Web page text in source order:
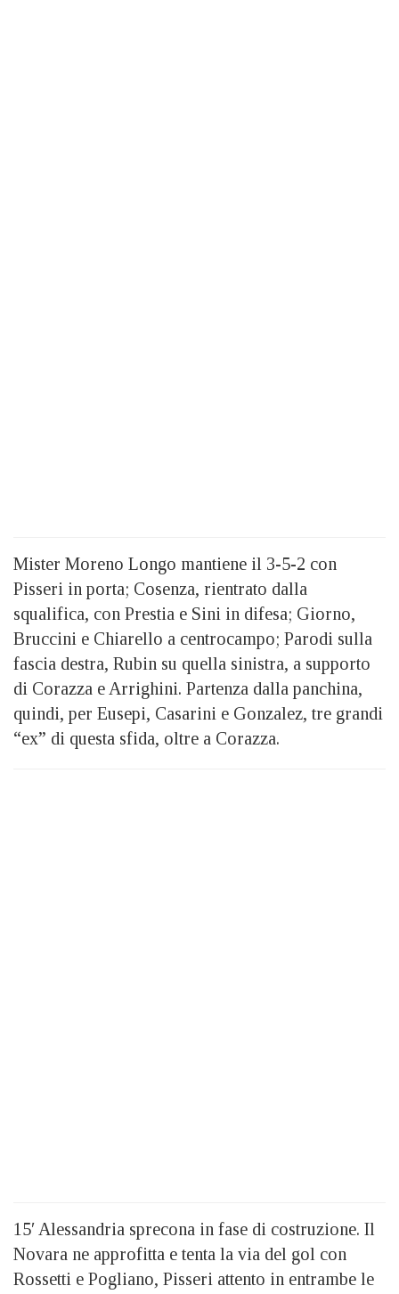
Mister Moreno Longo mantiene il 3-5-2 con
Pisseri in porta; Cosenza, rientrato dalla
squalifica, con Prestia e Sini in difesa; Giorno,
Bruccini e Chiarello a centrocampo; Parodi sulla
fascia destra, Rubin su quella sinistra, a supporto
di Corazza e Arrighini. Partenza dalla panchina,
quindi, per Eusepi, Casarini e Gonzalez, tre grandi
“ex” di questa sfida, oltre a Corazza.
15′ Alessandria sprecona in fase di costruzione. Il
Novara ne approfitta e tenta la via del gol con
Rossetti e Pogliano, Pisseri attento in entrambe le